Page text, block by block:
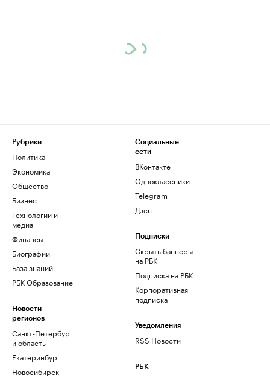
Рубрики
Политика
Экономика
Общество
Бизнес
Технологии и
медиа
Финансы
Биографии
База знаний
РБК Образование
Новости
регионов
Санкт-Петербург
и область
Екатеринбург
Новосибирск
Социальные
сети
ВКонтакте
Одноклассники
Telegram
Дзен
Подписки
Скрыть баннеры
на РБК
Подписка на РБК
Корпоративная
подписка
Уведомления
RSS Новости
РБК